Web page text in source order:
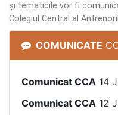
și tematicile vor fi
Colegiul Central al
COMUNICATE
Comunicat CCA 14
Comunicat CCA 12